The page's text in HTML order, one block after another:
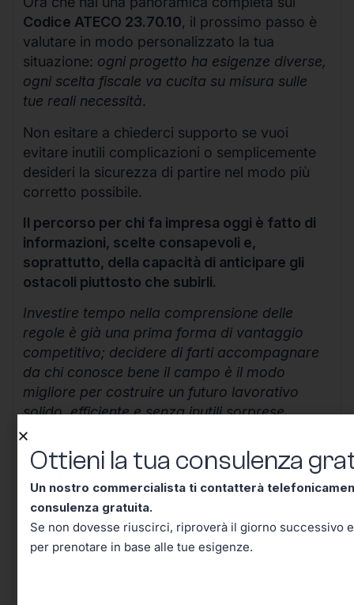
Codice ATECO 23.70.10, il prossimo passo è
valutare in modo personalizzato la tua
situazione: ogni progetto ha esigenze diverse,
ogni scelta fiscale va cucita su misura sulle
tue reali necessità.
Non esitare a chiederci supporto se vuoi
evitare inutili complicazioni o semplicemente
desideri la sicurezza di partire nel modo più
corretto possibile.
Il percorso per chi fa impresa oggi è fatto di
informazioni, scelte consapevoli e,
soprattutto, della capacità di anticipare gli
ostacoli piuttosto che subirli.
Investire tempo nella comprensione delle
regole è già una prima forma di vantaggio
competitivo; decidere di farti accompagnare
da chi conosce bene il campo è il modo
migliore per costruire un futuro lavorativo
solido, efficiente e senza inutili sorprese.
Continua a informarti, resta aggiornato e
ricorda che ogni scelta ben ponderata oggi ti
mette al riparo domani.
Ottieni la tua consulenza
Un nostro commercialista ti contatterà
consulenza gratuita.
Se non dovesse riuscirci, riproverà il giorno successivo
per prenotare in base alle tue esigenze.